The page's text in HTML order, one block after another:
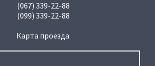
(067) 339-22-88
(099) 339-22-88
Карта проезда: